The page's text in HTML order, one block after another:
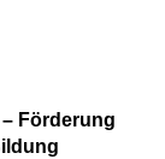
Förderung